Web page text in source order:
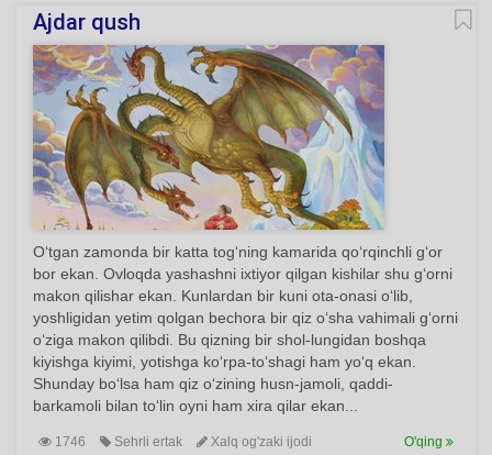
Ajdar qush
O‘tgan zamonda bir katta tog‘ning kamarida qo‘rqinchli g‘or
bor ekan. Ovloqda yashashni ixtiyor qilgan kishilar shu g‘orni
makon qilishar ekan. Kunlardan bir kuni ota-onasi o‘lib,
yoshligidan yetim qolgan bechora bir qiz o‘sha vahimali g‘orni
o‘ziga makon qilibdi. Bu qizning bir shol-lungidan boshqa
kiyishga kiyimi, yotishga ko‘rpa-to‘shagi ham yo‘q ekan.
Shunday bo‘lsa ham qiz o‘zining husn-jamoli, qaddi-
barkamoli bilan to‘lin oyni ham xira qilar ekan...
1746 Sehrli ertak Xalq og'zaki ijodi O'qing